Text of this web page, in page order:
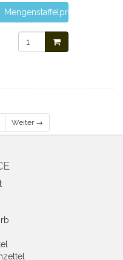
Mengenstaffelpreise
Weiter →